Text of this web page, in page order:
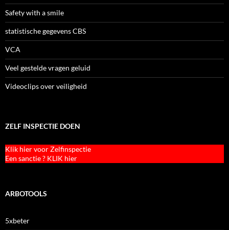
Safety with a smile
statistische gegevens CBS
VCA
Veel gestelde vragen geluid
Videoclips over veiligheid
ZELF INSPECTIE DOEN
Klik hier voor Zelfinspectie
Een sanctie ? KLIK hier
ARBOTOOLS
5xbeter